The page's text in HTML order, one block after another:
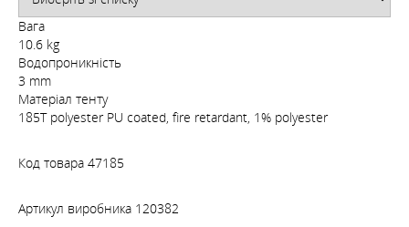
Вага
10.6 kg
Водопроникність
3 mm
Матеріал тенту
185T polyester PU coated, fire retardant, 1% polyester
Код товара 47185
Артикул виробника 120382